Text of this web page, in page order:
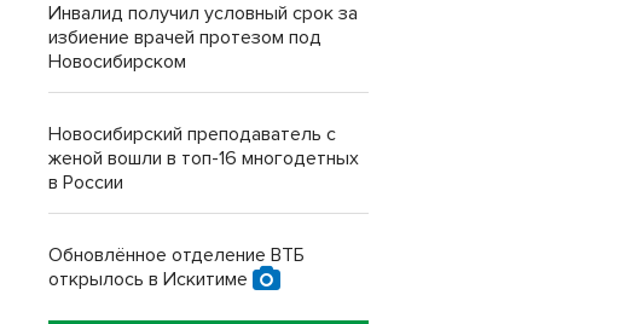
Инвалид получил условный срок за
избиение врачей протезом под
Новосибирском
Новосибирский преподаватель с
женой вошли в топ-16 многодетных
в России
Обновлённое отделение ВТБ
открылось в Искитиме